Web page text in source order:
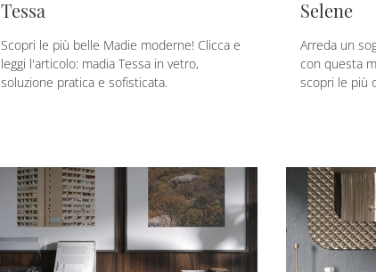
Tessa
Scopri le più belle Madie moderne! Clicca e
leggi l'articolo: madia Tessa in vetro,
soluzione pratica e sofisticata.
Selene
Arreda un
con questa
scopri le più